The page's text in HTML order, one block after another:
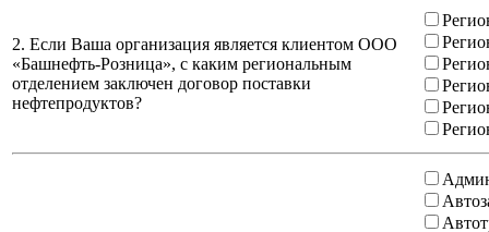
2. Если Ваша организация является клиентом ООО
«Башнефть-Розница», с каким региональным
отделением заключен договор поставки
нефтепродуктов?